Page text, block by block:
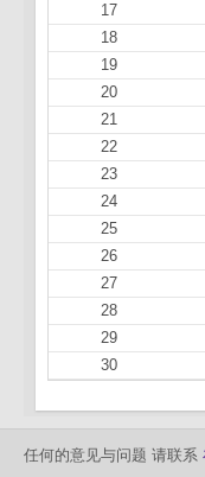
17
18
19
20
21
22
23
24
25
26
27
28
29
30
任何的意见与问题 请联系